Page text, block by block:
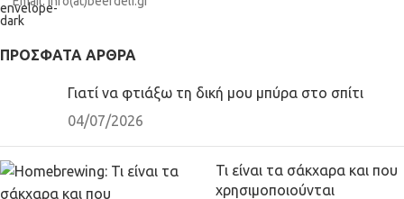
ΠΡΌΣΦΑΤΑ ΆΡΘΡΑ
Γιατί να φτιάξω τη δική μου μπύρα στο σπίτι
04/07/2026
Τι είναι τα σάκχαρα και που
χρησιμοποιούνται